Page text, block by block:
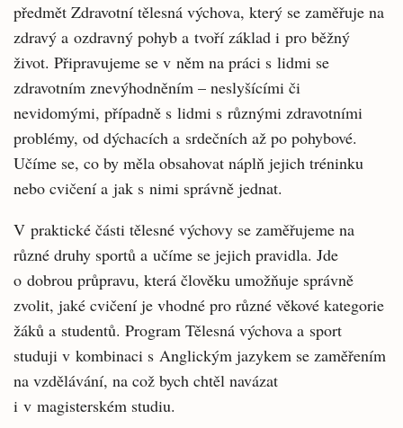
předmět Zdravotní tělesná výchova, který se zaměřuje na
zdravý a ozdravný pohyb a tvoří základ i pro běžný
život. Připravujeme se v něm na práci s lidmi se
zdravotním znevýhodněním – neslyšícími či
nevidomými, případně s lidmi s různými zdravotními
problémy, od dýchacích a srdečních až po pohybové.
Učíme se, co by měla obsahovat náplň jejich tréninku
nebo cvičení a jak s nimi správně jednat.
V praktické části tělesné výchovy se zaměřujeme na
různé druhy sportů a učíme se jejich pravidla. Jde
o dobrou průpravu, která člověku umožňuje správně
zvolit, jaké cvičení je vhodné pro různé věkové kategorie
žáků a studentů. Program Tělesná výchova a sport
studuji v kombinaci s Anglickým jazykem se zaměřením
na vzdělávání, na což bych chtěl navázat
i v magisterském studiu.